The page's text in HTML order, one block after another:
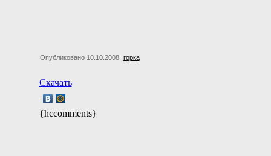
Опубликовано 10.10.2008 горка
Скачать
{hccomments}